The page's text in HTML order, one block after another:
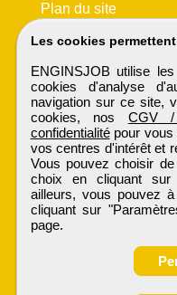
Les cookies
ENGINSJOB utilise
cookies d'analyse
navigation sur ce site,
cookies, nos CGV
confidentialitépour vous
vos centres d'intérêt et
Vous pouvez choisir
choix en cliquant sur
ailleurs, vous pouvez
cliquant sur
page.
Plan du site